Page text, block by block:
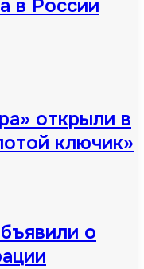
в России
открыли в
ключик»
о